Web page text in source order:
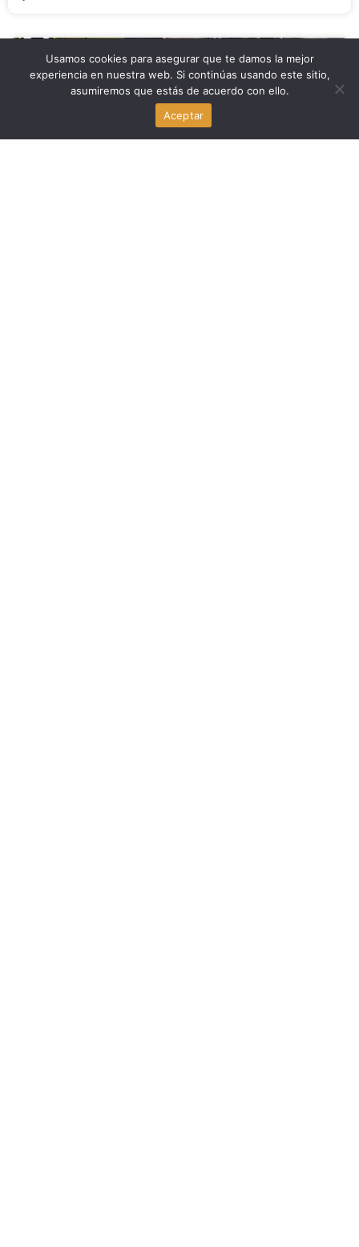
Deportes
Inter Miami vs Columbus Crew: duelo clave de la MLS en
Usamos cookies para asegurar que te damos la mejor
experiencia en nuestra web. Si continúas usando este sitio,
asumiremos que estás de acuerdo con ello.
Aceptar